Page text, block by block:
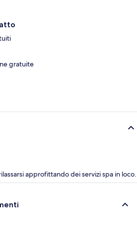
gratuite
approfittando dei servizi spa in loco.